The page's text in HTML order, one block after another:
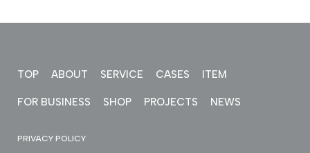
TOP ABOUT SERVICE CASES ITEM
FOR BUSINESS SHOP PROJECTS NEWS
PRIVACY POLICY